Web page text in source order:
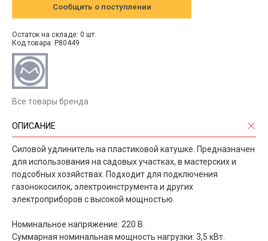
Сообщить о поступлении
Остаток на складе: 0 шт.
Код товара: P80449
Все товары бренда
ОПИСАНИЕ
Силовой удлинитель на пластиковой катушке. Предназначен
для использования на садовых участках, в мастерских и
подсобных хозяйствах. Подходит для подключения
газонокосилок, электроинструмента и других
электроприборов с высокой мощностью.
Номинальное напряжение: 220 B.
Суммарная номинальная мощность нагрузки: 3,5 кВт.